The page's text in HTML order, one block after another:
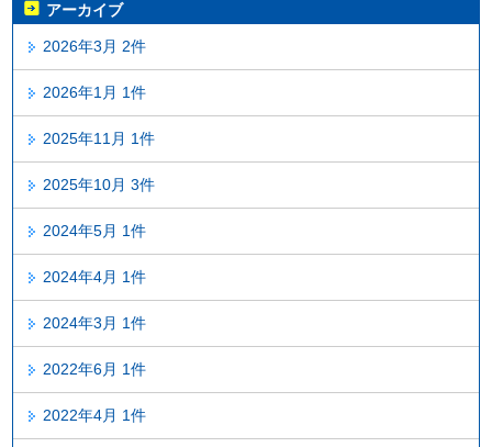
アーカイブ
2026年3月 2件
2026年1月 1件
2025年11月 1件
2025年10月 3件
2024年5月 1件
2024年4月 1件
2024年3月 1件
2022年6月 1件
2022年4月 1件